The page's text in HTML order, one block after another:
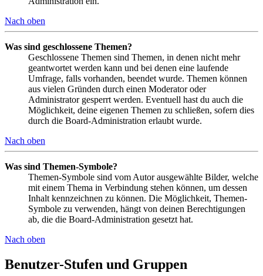
Nach oben
Was sind geschlossene Themen?
Geschlossene Themen sind Themen, in denen nicht mehr
geantwortet werden kann und bei denen eine laufende
Umfrage, falls vorhanden, beendet wurde. Themen können
aus vielen Gründen durch einen Moderator oder
Administrator gesperrt werden. Eventuell hast du auch die
Möglichkeit, deine eigenen Themen zu schließen, sofern dies
durch die Board-Administration erlaubt wurde.
Nach oben
Was sind Themen-Symbole?
Themen-Symbole sind vom Autor ausgewählte Bilder, welche
mit einem Thema in Verbindung stehen können, um dessen
Inhalt kennzeichnen zu können. Die Möglichkeit, Themen-
Symbole zu verwenden, hängt von deinen Berechtigungen
ab, die die Board-Administration gesetzt hat.
Nach oben
Benutzer-Stufen und Gruppen